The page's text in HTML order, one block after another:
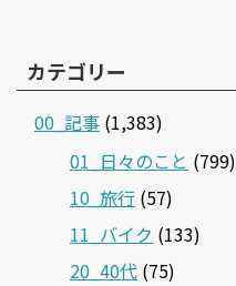
カテゴリー
00_記事 (1,383)
01_日々のこと (799)
10_旅行 (57)
11_バイク (133)
20_40代 (75)